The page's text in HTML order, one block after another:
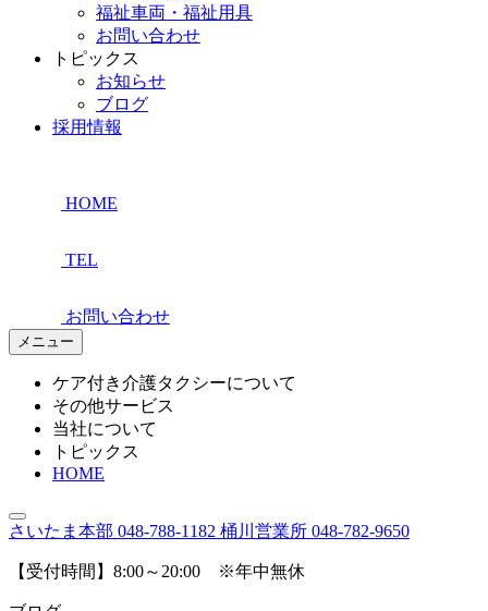
福祉車両・福祉用具
お問い合わせ
トピックス
お知らせ
ブログ
採用情報
HOME
TEL
お問い合わせ
メニュー
ケア付き介護タクシーについて
その他サービス
当社について
トピックス
HOME
さいたま本部 048-788-1182 桶川営業所 048-782-9650
【受付時間】8:00～20:00 ※年中無休